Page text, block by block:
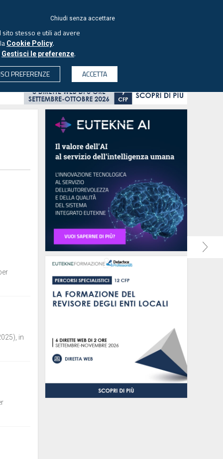
& SOCIETÀ PROFESSIONI
in
Chiudi senza accettare
stesso e utili ad avere
Cookie Policy.
Gestisci le preferenze.
PREFERENZE
ACCETTA